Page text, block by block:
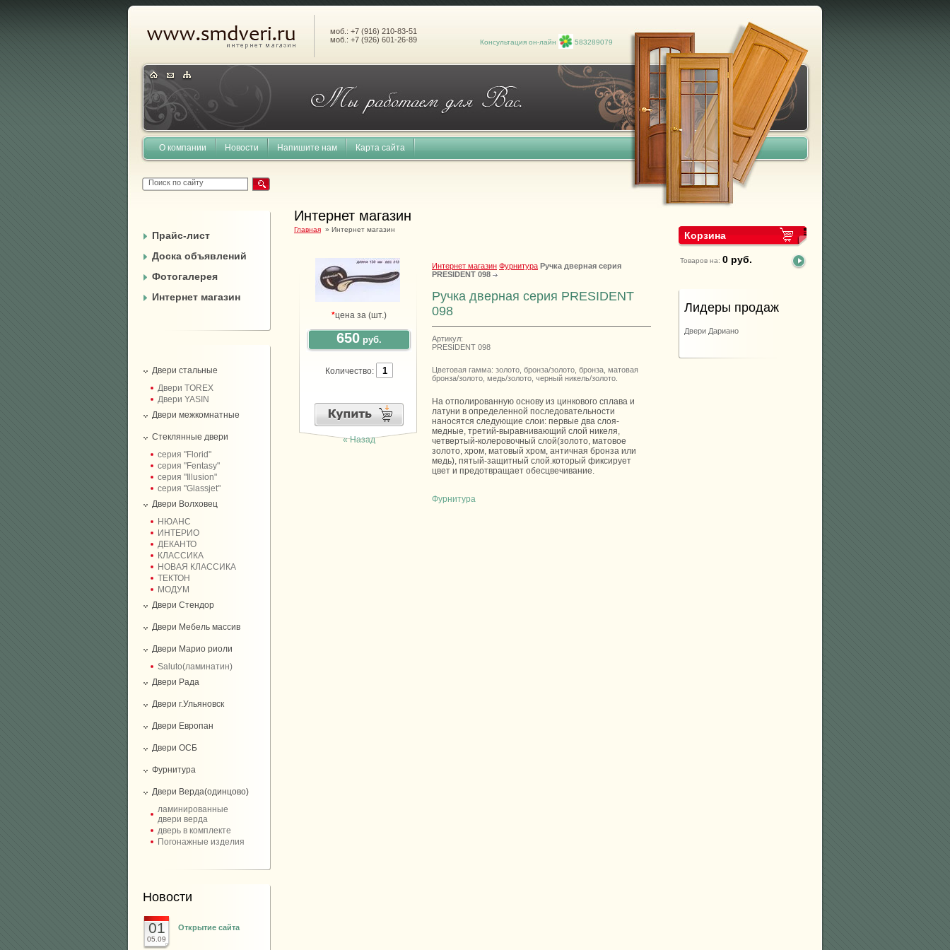
моб.: +7 (916) 210-83-51
моб.: +7 (926) 601-26-89
Консультация он-лайн 583289079
О компании Новости Напишите нам Карта сайта
Прайс-лист
Доска объявлений
Фотогалерея
Интернет магазин
Двери стальные
Двери TOREX
Двери YASIN
Двери межкомнатные
Стеклянные двери
серия "Florid"
серия "Fentasy"
серия "Illusion"
серия "Glassjet"
Двери Волховец
НЮАНС
ИНТЕРИО
ДЕКАНТО
КЛАССИКА
НОВАЯ КЛАССИКА
ТЕКТОН
МОДУМ
Двери Стендор
Двери Мебель массив
Двери Марио риоли
Saluto(ламинатин)
Двери Рада
Двери г.Ульяновск
Двери Европан
Двери ОСБ
Фурнитура
Двери Верда(одинцово)
ламинированные
двери верда
дверь в комплекте
Погонажные изделия
Новости
01
05.09
Открытие сайта
Интернет магазин
Главная » Интернет магазин
*цена за (шт.)
650 руб.
Количество:
« Назад
Интернет магазин Фурнитура Ручка дверная серия
PRESIDENT 098
Ручка дверная серия PRESIDENT
098
Артикул:
PRESIDENT 098
Цветовая гамма: золото, бронза/золото, бронза, матовая
бронза/золото, медь/золото, черный никель/золото.
На отполированную основу из цинкового сплава и
латуни в определенной последовательности
наносятся следующие слои: первые два слоя-
медные, третий-выравнивающий слой никеля,
четвертый-колеровочный слой(золото, матовое
золото, хром, матовый хром, античная бронза или
медь), пятый-защитный слой.который фиксирует
цвет и предотвращает обесцвечивание.
Фурнитура
Корзина
Товаров на: 0 руб.
Лидеры продаж
Двери Дариано